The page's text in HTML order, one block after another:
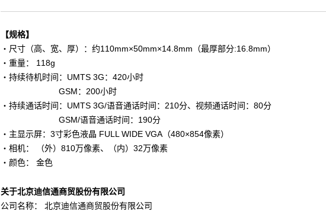
【规格】
・尺寸（高、宽、厚）：约110mm×50mm×14.8mm（最厚部分:16.8mm）
・重量： 118g
・持续待机时间：UMTS 3G：420小时
GSM：200小时
・持续通话时间：UMTS 3G/语音通话时间：210分、视频通话时间：80分
GSM/语音通话时间：190分
・主显示屏：3寸彩色液晶 FULL WIDE VGA（480×854像素）
・相机： （外）810万像素、（内）32万像素
・颜色： 金色
关于北京迪信通商贸股份有限公司
公司名称： 北京迪信通商贸股份有限公司